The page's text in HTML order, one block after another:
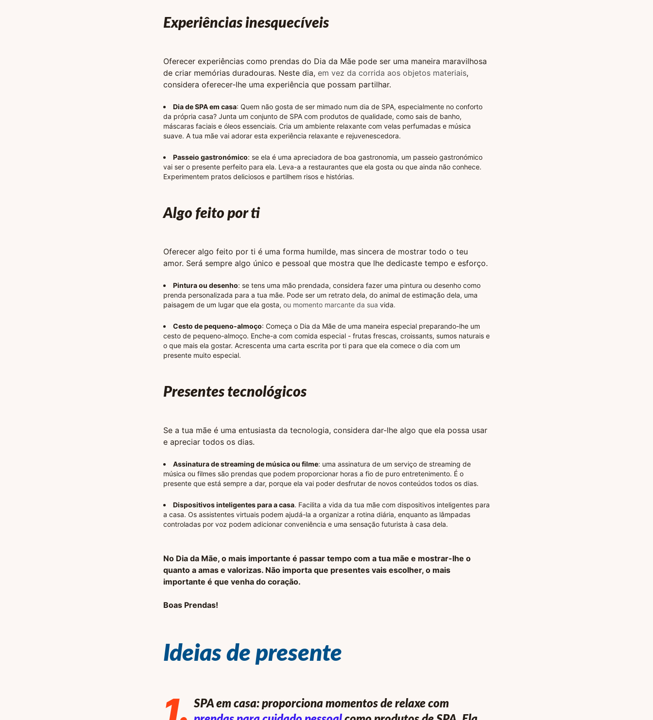
Experiências inesquecíveis
Oferecer experiências como prendas do Dia da Mãe pode ser uma maneira maravilhosa
de criar memórias duradouras. Neste dia, em vez da corrida aos objetos materiais,
considera oferecer-lhe uma experiência que possam partilhar.
Dia de SPA em casa: Quem não gosta de ser mimado num dia de SPA, especialmente no conforto
da própria casa? Junta um conjunto de SPA com produtos de qualidade, como sais de banho,
máscaras faciais e óleos essenciais. Cria um ambiente relaxante com velas perfumadas e música
suave. A tua mãe vai adorar esta experiência relaxante e rejuvenescedora.
Passeio gastronómico: se ela é uma apreciadora de boa gastronomia, um passeio gastronómico
vai ser o presente perfeito para ela. Leva-a a restaurantes que ela gosta ou que ainda não conhece.
Experimentem pratos deliciosos e partilhem risos e histórias.
Algo feito por ti
Oferecer algo feito por ti é uma forma humilde, mas sincera de mostrar todo o teu
amor. Será sempre algo único e pessoal que mostra que lhe dedicaste tempo e esforço.
Pintura ou desenho: se tens uma mão prendada, considera fazer uma pintura ou desenho como
prenda personalizada para a tua mãe. Pode ser um retrato dela, do animal de estimação dela, uma
paisagem de um lugar que ela gosta, ou momento marcante da sua vida.
Cesto de pequeno-almoço: Começa o Dia da Mãe de uma maneira especial preparando-lhe um
cesto de pequeno-almoço. Enche-a com comida especial - frutas frescas, croissants, sumos naturais e
o que mais ela gostar. Acrescenta uma carta escrita por ti para que ela comece o dia com um
presente muito especial.
Presentes tecnológicos
Se a tua mãe é uma entusiasta da tecnologia, considera dar-lhe algo que ela possa usar
e apreciar todos os dias.
Assinatura de streaming de música ou filme: uma assinatura de um serviço de streaming de
música ou filmes são prendas que podem proporcionar horas a fio de puro entretenimento. É o
presente que está sempre a dar, porque ela vai poder desfrutar de novos conteúdos todos os dias.
Dispositivos inteligentes para a casa. Facilita a vida da tua mãe com dispositivos inteligentes para
a casa. Os assistentes virtuais podem ajudá-la a organizar a rotina diária, enquanto as lâmpadas
controladas por voz podem adicionar conveniência e uma sensação futurista à casa dela.
No Dia da Mãe, o mais importante é passar tempo com a tua mãe e mostrar-lhe o
quanto a amas e valorizas. Não importa que presentes vais escolher, o mais
importante é que venha do coração.
Boas Prendas!
Ideias de presente
1. SPA em casa: proporciona momentos de relaxe com